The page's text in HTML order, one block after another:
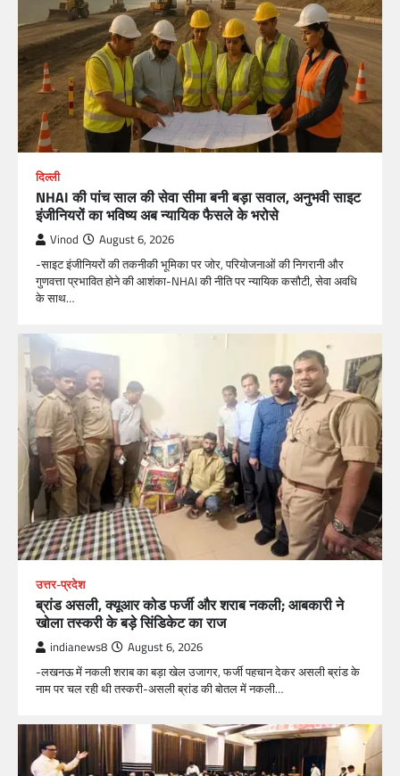
दिल्ली
NHAI की पांच साल की सेवा सीमा बनी बड़ा सवाल, अनुभवी साइट
इंजीनियरों का भविष्य अब न्यायिक फैसले के भरोसे
Vinod August 6, 2026
-साइट इंजीनियरों की तकनीकी भूमिका पर जोर, परियोजनाओं की निगरानी और
गुणवत्ता प्रभावित होने की आशंका-NHAI की नीति पर न्यायिक कसौटी, सेवा अवधि
के साथ…
उत्तर-प्रदेश
ब्रांड असली, क्यूआर कोड फर्जी और शराब नकली; आबकारी ने
खोला तस्करी के बड़े सिंडिकेट का राज
indianews8 August 6, 2026
-लखनऊ में नकली शराब का बड़ा खेल उजागर, फर्जी पहचान देकर असली ब्रांड के
नाम पर चल रही थी तस्करी-असली ब्रांड की बोतल में नकली…